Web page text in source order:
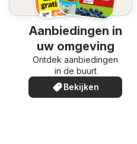
Aanbiedingen in
uw omgeving
Ontdek aanbiedingen
in de buurt
Bekijken